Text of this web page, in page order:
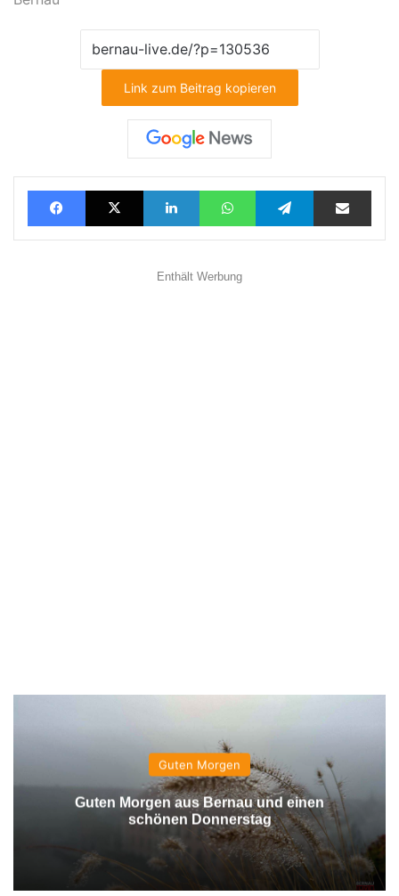
Link zum Beitrag kopieren
FacebookX LinkedInWhatsAppTelegramTeilen via E-Mail
Enthält Werbung
Guten Morgen
Guten Morgen aus Bernau und einen
schönen Donnerstag